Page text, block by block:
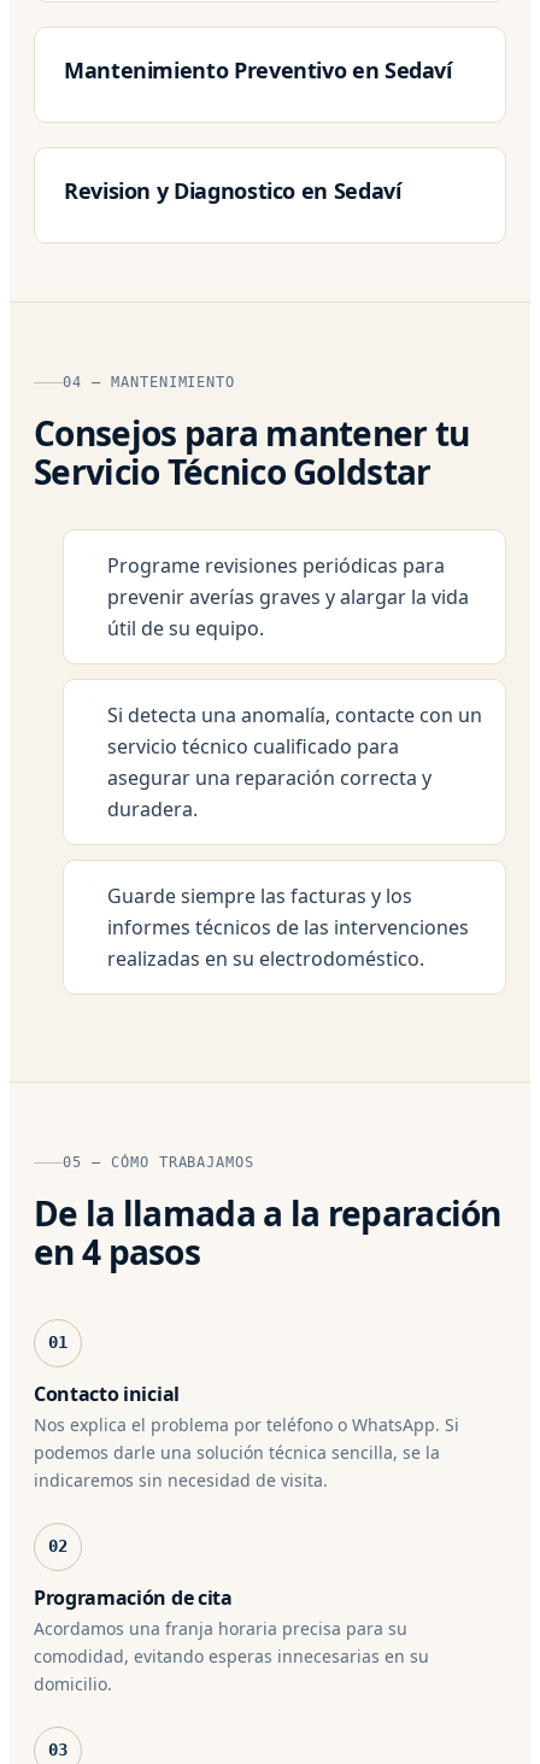
Mantenimiento Preventivo en Sedaví
Revision y Diagnostico en Sedaví
04 — MANTENIMIENTO
Consejos para mantener tu
Servicio Técnico Goldstar
Programe revisiones periódicas para
prevenir averías graves y alargar la vida
útil de su equipo.
Si detecta una anomalía, contacte con un
servicio técnico cualificado para
asegurar una reparación correcta y
duradera.
Guarde siempre las facturas y los
informes técnicos de las intervenciones
realizadas en su electrodoméstico.
05 — CÓMO TRABAJAMOS
De la llamada a la reparación
en 4 pasos
01
Contacto inicial
Nos explica el problema por teléfono o WhatsApp. Si
podemos darle una solución técnica sencilla, se la
indicaremos sin necesidad de visita.
02
Programación de cita
Acordamos una franja horaria precisa para su
comodidad, evitando esperas innecesarias en su
domicilio.
03